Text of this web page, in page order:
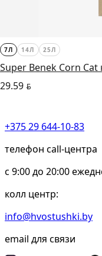
7Л 14Л 25Л
Super Benek Corn Cat
29.59 BYN
+375 29 644-10-83
телефон call-центра
c 9:00 до 20:00
колл центр:
info@hvostushki.by
email для связи